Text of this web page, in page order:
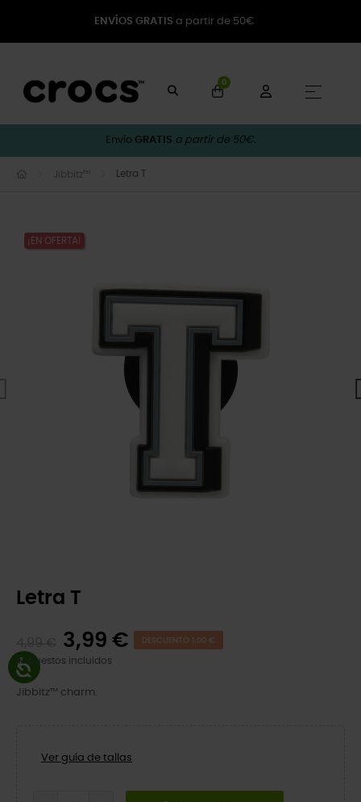
ENVÍOS GRATIS a partir de 50€
0
☰
Envío GRATIS a partir de 50€.
Jibbitz™ Letra T
¡EN OFERTA!
Letra T
3,99 € DESCUENTO 1,00 €
Impuestos incluidos
Jibbitz™ charm.
Ver guía de tallas